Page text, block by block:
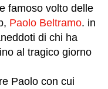
famoso volto delle
Paolo Beltramo. in
di chi ha
al tragico giorno
Paolo con cui